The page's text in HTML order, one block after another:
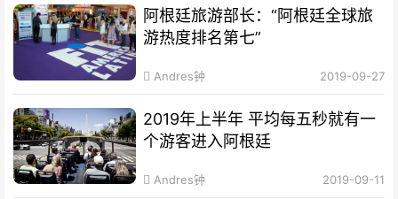
阿根廷旅游部长：“阿根廷全球旅
游热度排名第七”
Andres钟 2019-09-27
2019年上半年 平均每五秒就有一
个游客进入阿根廷
Andres钟 2019-09-11